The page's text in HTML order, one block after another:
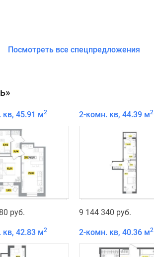
Посмотреть все спецпредложения
кв, 45.91 м2
руб.
2-комн. кв, 44.39 м2
9 144 340 руб.
кв, 42.83 м2 2-комн. кв, 40.36 м2